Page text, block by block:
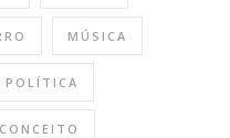
MÚSICA
POLÍTICA